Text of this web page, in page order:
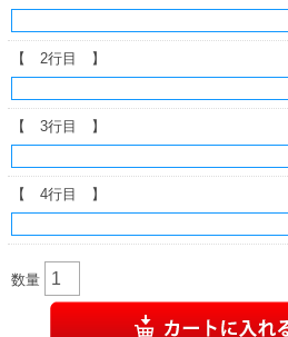
【 2行目 】
【 3行目 】
【 4行目 】
数量